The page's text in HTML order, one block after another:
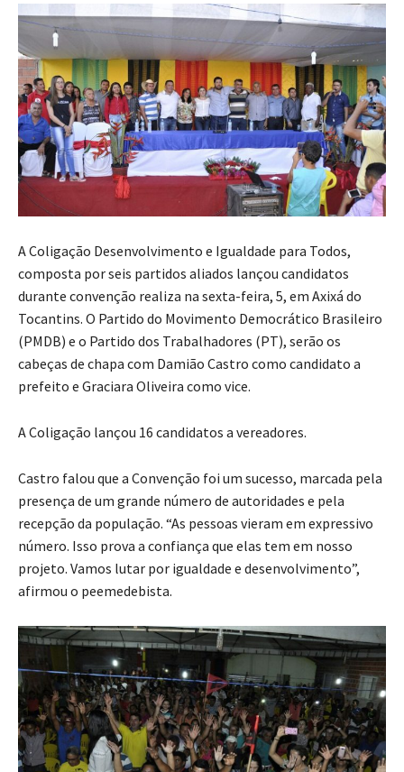
A Coligação Desenvolvimento e Igualdade para Todos,
composta por seis partidos aliados lançou candidatos
durante convenção realiza na sexta-feira, 5, em Axixá do
Tocantins. O Partido do Movimento Democrático Brasileiro
(PMDB) e o Partido dos Trabalhadores (PT), serão os
cabeças de chapa com Damião Castro como candidato a
prefeito e Graciara Oliveira como vice.
A Coligação lançou 16 candidatos a vereadores.
Castro falou que a Convenção foi um sucesso, marcada pela
presença de um grande número de autoridades e pela
recepção da população. “As pessoas vieram em expressivo
número. Isso prova a confiança que elas tem em nosso
projeto. Vamos lutar por igualdade e desenvolvimento”,
afirmou o peemedebista.